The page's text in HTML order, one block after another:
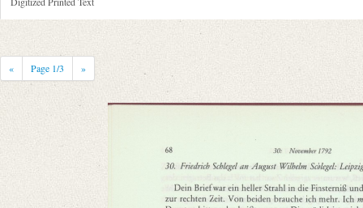
Place of Destination: Unknown
Notations: Datum erschlossen.
Printed Text
Bibliography: Kritische Friedrich-Schlegel-Ausgabe. Bd. 23. Dritte
Incipit: „[1] Dein Brief war ein heller Strahl in die Finsterniß und
Provider: Dresden, Sächsische Landesbibliothek - Staats- und
« Page 1/3 »